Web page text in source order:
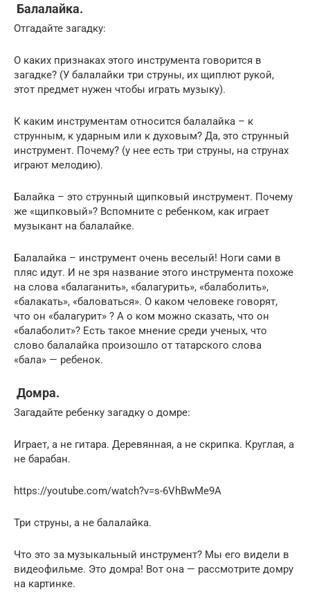
Балалайка.
Отгадайте загадку:
О каких признаках этого инструмента говорится в
загадке? (У балалайки три струны, их щиплют рукой,
этот предмет нужен чтобы играть музыку).
К каким инструментам относится балалайка – к
струнным, к ударным или к духовым? Да, это струнный
инструмент. Почему? (у нее есть три струны, на струнах
играют мелодию).
Балайка – это струнный щипковый инструмент. Почему
же «щипковый»? Вспомните с ребенком, как играет
музыкант на балалайке.
Балалайка – инструмент очень веселый! Ноги сами в
пляс идут. И не зря название этого инструмента похоже
на слова «балаганить», «балагурить», «балаболить»,
«балакать», «баловаться». О каком человеке говорят,
что он «балагурит» ? А о ком можно сказать, что он
«балаболит»? Есть такое мнение среди ученых, что
слово балалайка произошло от татарского слова
«бала» — ребенок.
Домра.
Загадайте ребенку загадку о домре:
Играет, а не гитара. Деревянная, а не скрипка. Круглая, а
не барабан.
https://youtube.com/watch?v=s-6VhBwMe9A
Три струны, а не балалайка.
Что это за музыкальный инструмент? Мы его видели в
видеофильме. Это домра! Вот она — рассмотрите домру
на картинке.